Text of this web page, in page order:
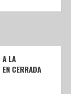
A LA
CERRADA